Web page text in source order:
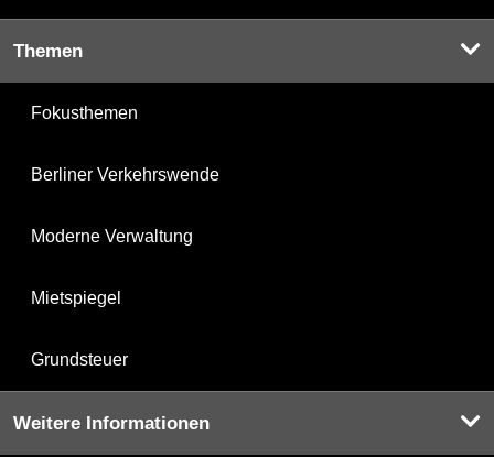
Themen
Fokusthemen
Berliner Verkehrswende
Moderne Verwaltung
Mietspiegel
Grundsteuer
Weitere Informationen